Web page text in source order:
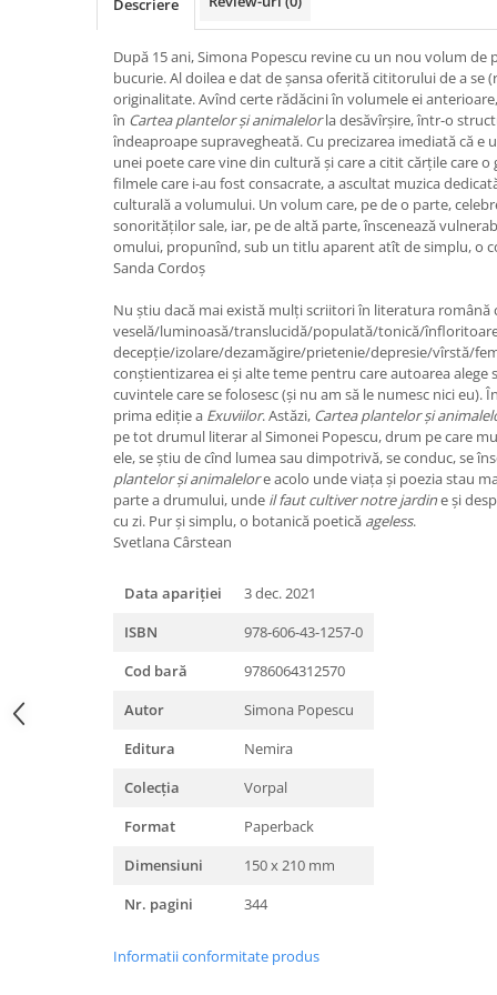
Descriere
După 15 ani, Simona Popescu revine cu un nou volum de
bucurie. Al doilea e dat de șansa oferită cititorului de a se
originalitate. Avînd certe rădăcini în volumele ei
în Cartea plantelor și animalelorla desăvîrșire, într-o
îndeaproape supravegheată. Cu precizarea imediată că
unei poete care vine din cultură și care a citit cărțile care
filmele care i-au fost consacrate, a ascultat muzica
culturală a volumului. Un volum care, pe de o parte,
sonorităților sale, iar, pe de altă parte, înscenează
omului, propunînd, sub un titlu aparent atît de simplu, o
Sanda Cordoș
Nu știu dacă mai există mulți scriitori în literatura română
veselă/luminoasă/translucidă/populată/tonică/
decepție/izolare/dezamăgire/prietenie/depresie/vîrstă/
conștientizarea ei și alte teme pentru care autoarea alege
cuvintele care se folosesc (și nu am să le numesc nici eu).
prima ediție a Exuviilor.Astăzi, Cartea plantelor și
pe tot drumul literar al Simonei Popescu, drum pe care
ele, se știu de cînd lumea sau dimpotrivă, se conduc, se
plantelor și animalelore acolo unde viața și poezia stau
parte a drumului, unde il faut cultiver notre jardine și
cu zi. Pur și simplu, o botanică poetică ageless.
Svetlana Cârstean
Data apariției
3 dec. 2021
ISBN
978-606-43-1257-0
Cod bară
9786064312570
Autor
Simona Popescu
Editura
Nemira
Colecția
Vorpal
Format
Paperback
Dimensiuni
150 x 210 mm
Nr. pagini
344
Informatii conformitate produs